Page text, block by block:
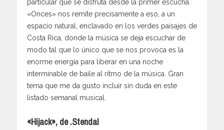
particular que se disfruta desde la primer escucha.
«Onces» nos remite precisamente a eso, a un
espacio natural, enclavado en los verdes paisajes de
Costa Rica, donde la música se deja escuchar de
modo tal que lo único que se nos provoca es la
enorme energía para liberar en una noche
interminable de baile al ritmo de la música. Gran
tema que me da gusto incluir sin duda en este
listado semanal musical.
«Hijack», de .Stendal